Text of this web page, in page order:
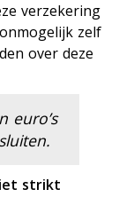
verzekering
zelf
over deze
euro’s
strikt